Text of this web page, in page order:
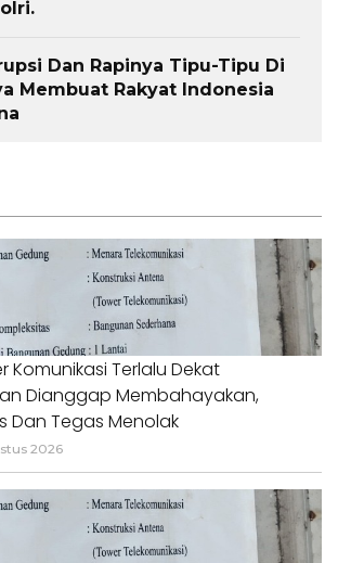
Dan Rapinya Tipu-Tipu Di
Membuat Rakyat Indonesia
Komunikasi Terlalu Dekat
Dianggap Membahayakan,
Dan Tegas Menolak
2026